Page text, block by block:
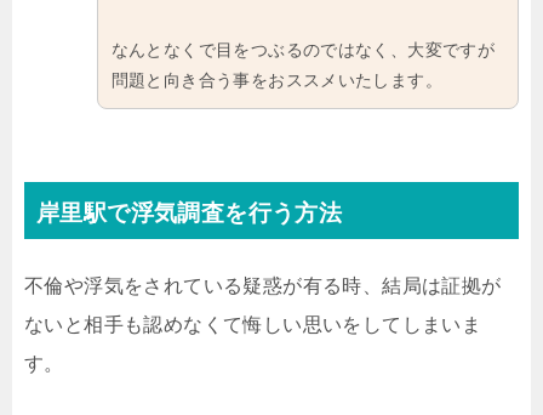
なんとなくで目をつぶるのではなく、大変ですが
問題と向き合う事をおススメいたします。
岸里駅で浮気調査を行う方法
不倫や浮気をされている疑惑が有る時、結局は証拠が
ないと相手も認めなくて悔しい思いをしてしまいま
す。